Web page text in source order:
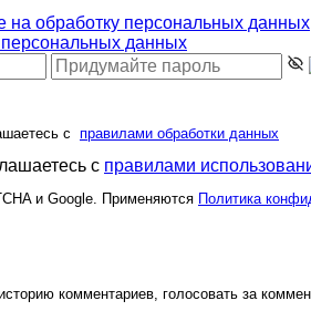
на обработку персональных данных
данных
с правилами обработки данных
с правилами
и Google. Применяются Политика
комментариев, голосовать за